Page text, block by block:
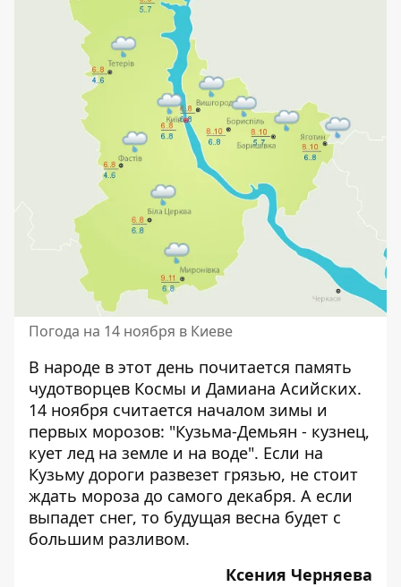
Погода на 14 ноября в Киеве
В народе в этот день почитается память
чудотворцев Космы и Дамиана Асийских.
14 ноября считается началом зимы и
первых морозов: "Кузьма-Демьян - кузнец,
кует лед на земле и на воде". Если на
Кузьму дороги развезет грязью, не стоит
ждать мороза до самого декабря. А если
выпадет снег, то будущая весна будет с
большим разливом.
Ксения Черняева